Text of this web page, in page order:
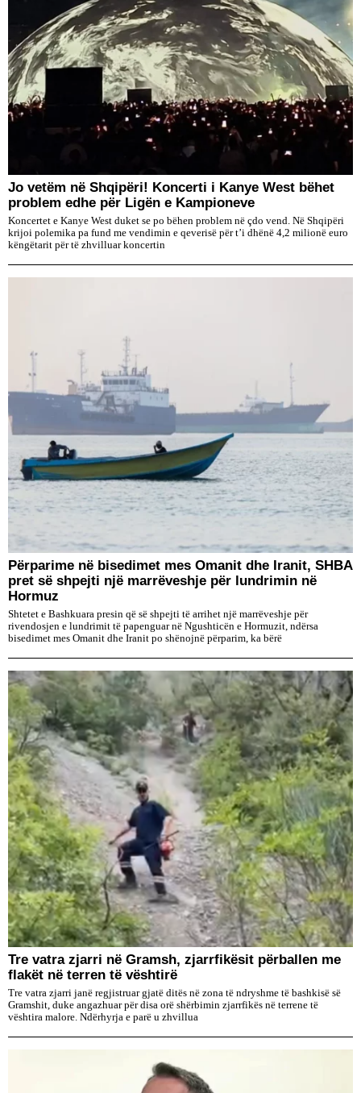
Jo vetëm në Shqipëri! Koncerti i Kanye West bëhet
problem edhe për Ligën e Kampioneve
Koncertet e Kanye West duket se po bëhen problem në çdo vend. Në Shqipëri
krijoi polemika pa fund me vendimin e qeverisë për t’i dhënë 4,2 milionë euro
këngëtarit për të zhvilluar koncertin
Përparime në bisedimet mes Omanit dhe Iranit, SHBA
pret së shpejti një marrëveshje për lundrimin në
Hormuz
Shtetet e Bashkuara presin që së shpejti të arrihet një marrëveshje për
rivendosjen e lundrimit të papenguar në Ngushticën e Hormuzit, ndërsa
bisedimet mes Omanit dhe Iranit po shënojnë përparim, ka bërë
Tre vatra zjarri në Gramsh, zjarrfikësit përballen me
flakët në terren të vështirë
Tre vatra zjarri janë regjistruar gjatë ditës në zona të ndryshme të bashkisë së
Gramshit, duke angazhuar për disa orë shërbimin zjarrfikës në terrene të
vështira malore. Ndërhyrja e parë u zhvillua